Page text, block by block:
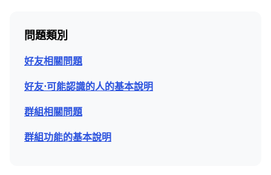
問題類別
好友相關問題
好友⋅可能認識的人的基本說明
群組相關問題
群組功能的基本說明